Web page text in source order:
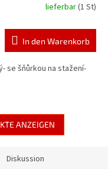
lieferbar(1 St)
In den Warenkorb
se šňůrkou na stažení-
ANZEIGEN
Diskussion